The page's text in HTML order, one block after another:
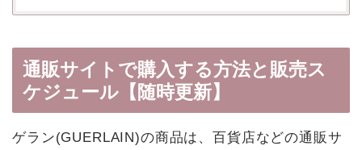
通販サイトで購入する方法と販売ス
ケジュール【随時更新】
ゲラン(GUERLAIN)の商品は、百貨店などの通販サ